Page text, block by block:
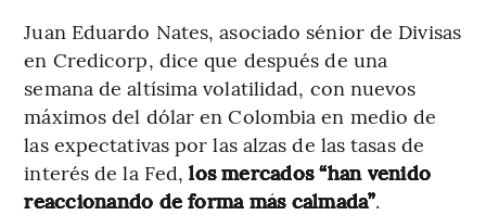
Juan Eduardo Nates, asociado sénior de Divisas
en Credicorp, dice que después de una
semana de altísima volatilidad, con nuevos
máximos del dólar en Colombia en medio de
las expectativas por las alzas de las tasas de
interés de la Fed,los mercados “han venido
reaccionando de forma más calmada”.